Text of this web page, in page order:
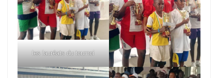
les lauréats du tournoi